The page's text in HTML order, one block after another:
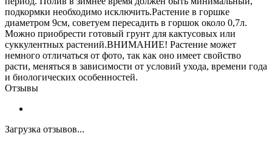
подкормки необходимо исключить.Растение в горшке
диаметром 9см, советуем пересадить в горшок около 0,7л.
Можно приобрести готовый грунт для кактусовых или
суккулентных растений.ВНИМАНИЕ! Растение может
немного отличаться от фото, так как оно имеет свойство
расти, меняться в зависимости от условий ухода, времени года
и биологических особенностей.
Отзывы
Загрузка отзывов...